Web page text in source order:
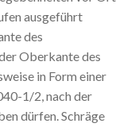
ausgeführt
des
Oberkante des
in Form einer
1/2, nach der
dürfen. Schräge